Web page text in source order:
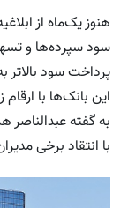
هنوز یک‌ماه از
سود سپرده‌ها و
پرداخت سود
این بانک‌ها با
به گفته
با انتقاد برخی